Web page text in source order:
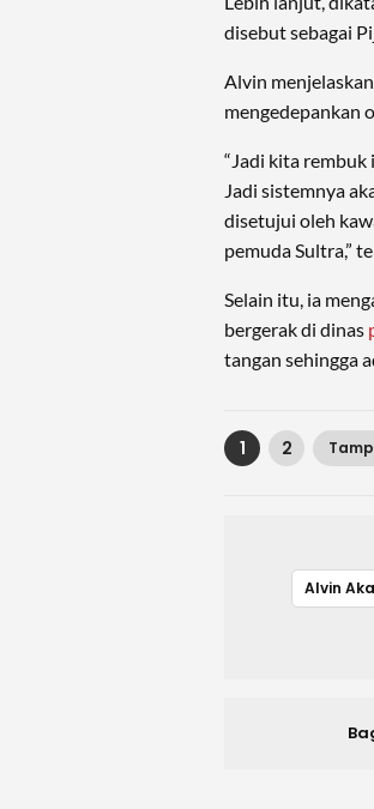
disebut sebagai
Alvin
mengedepankan
“Jadi kita
Jadi sistemnya
disetujui oleh
pemuda Sultra,”
Selain itu, ia
bergerak di dinas
tangan sehingga
1 2
Alvin